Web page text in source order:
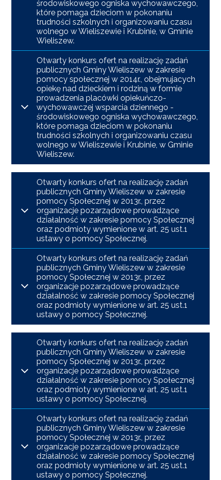
środowiskowego ogniska wychowawczego,
które pomaga dzieciom w pokonaniu
trudności szkolnych i organizowaniu czasu
wolnego w Wieliszewie i Krubinie, w Gminie
Wieliszew.
Otwarty konkurs ofert na realizację zadań
publicznych Gminy Wieliszew w zakresie
pomocy społecznej w 2014r., obejmujacych
opiekę nad dzieckiem i rodziną w formie
prowadzenia placówki opiekuńczo-
wychowawczej wsparcia dziennego -
środowiskowego ogniska wychowawczego,
które pomaga dzieciom w pokonaniu
trudności szkolnych i organizowaniu czasu
wolnego w Wieliszewie i Krubinie, w Gminie
Wieliszew.
Otwarty konkurs ofert na realizację zadań
publicznych Gminy Wieliszew w zakresie
pomocy Społecznej w 2013r., przez
organizacje pozarządowe prowadzące
działalność w zakresie pomocy Społecznej
oraz podmioty wymienione w art. 25 ust.1
ustawy o pomocy Społecznej.
Otwarty konkurs ofert na realizację zadań
publicznych Gminy Wieliszew w zakresie
pomocy Społecznej w 2013r., przez
organizacje pozarządowe prowadzące
działalność w zakresie pomocy Społecznej
oraz podmioty wymienione w art. 25 ust.1
ustawy o pomocy Społecznej.
Otwarty konkurs ofert na realizację zadań
publicznych Gminy Wieliszew w zakresie
pomocy Społecznej w 2013r., przez
organizacje pozarządowe prowadzące
działalność w zakresie pomocy Społecznej
oraz podmioty wymienione w art. 25 ust.1
ustawy o pomocy Społecznej.
Otwarty konkurs ofert na realizację zadań
publicznych Gminy Wieliszew w zakresie
pomocy Społecznej w 2013r., przez
organizacje pozarządowe prowadzące
działalność w zakresie pomocy Społecznej
oraz podmioty wymienione w art. 25 ust.1
ustawy o pomocy Społecznej.